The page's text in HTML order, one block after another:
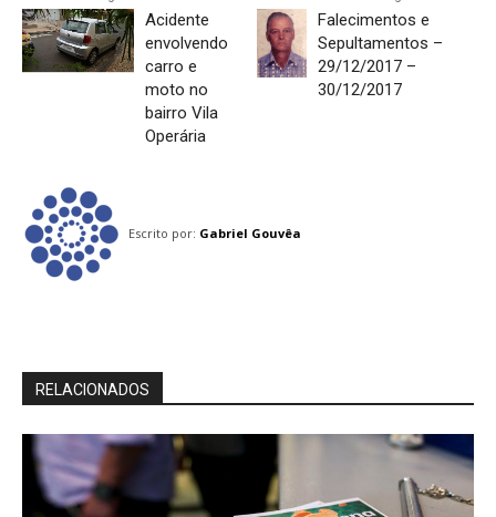
Acidente
envolvendo
carro e
moto no
bairro Vila
Operária
Falecimentos e
Sepultamentos –
29/12/2017 –
30/12/2017
Escrito por: Gabriel Gouvêa
RELACIONADOS